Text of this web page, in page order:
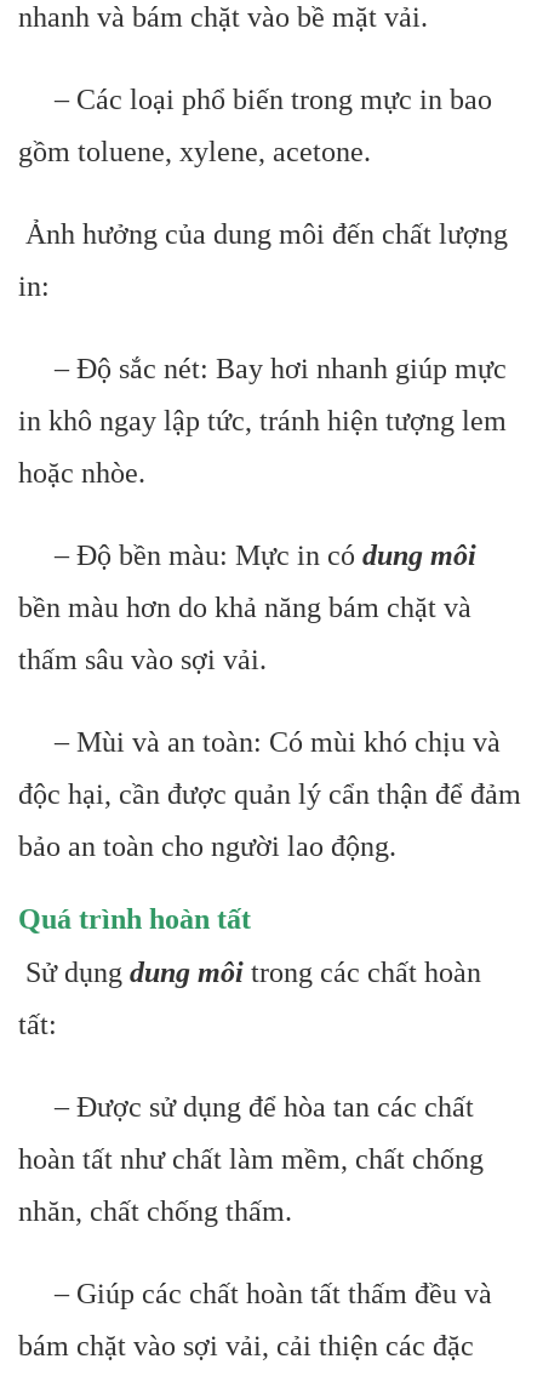
nhanh và bám chặt vào bề mặt vải.
– Các loại phổ biến trong mực in bao
gồm toluene, xylene, acetone.
Ảnh hưởng của dung môi đến chất lượng
in:
– Độ sắc nét: Bay hơi nhanh giúp mực
in khô ngay lập tức, tránh hiện tượng lem
hoặc nhòe.
– Độ bền màu: Mực in có dung môi
bền màu hơn do khả năng bám chặt và
thấm sâu vào sợi vải.
– Mùi và an toàn: Có mùi khó chịu và
độc hại, cần được quản lý cẩn thận để đảm
bảo an toàn cho người lao động.
Quá trình hoàn tất
Sử dụng dung môi trong các chất hoàn
tất:
– Được sử dụng để hòa tan các chất
hoàn tất như chất làm mềm, chất chống
nhăn, chất chống thấm.
– Giúp các chất hoàn tất thấm đều và
bám chặt vào sợi vải, cải thiện các đặc